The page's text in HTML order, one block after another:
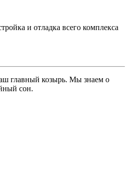
и отладка всего комплекса
главный козырь. Мы знаем о
сон.